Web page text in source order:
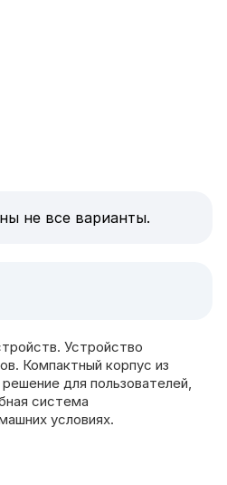
не все варианты.
Устройство
Компактный корпус из
для пользователей,
система
условиях.